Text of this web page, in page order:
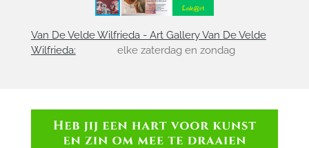
Van De Velde Wilfrieda - Art Gallery Van De Velde
Wilfrieda: elke zaterdag en zondag